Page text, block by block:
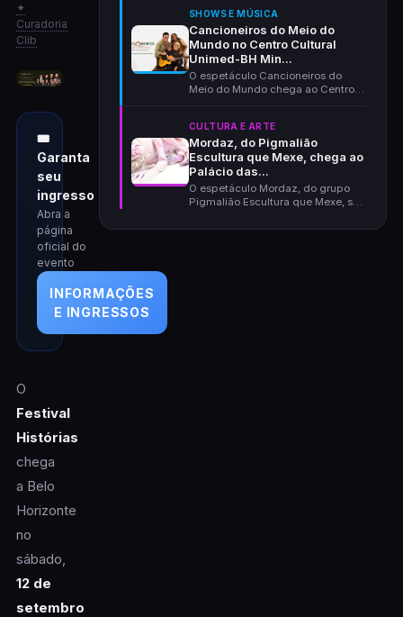
✦
Curadoria
Clib
🎟
Garanta
seu
ingresso
Abra a
página
oficial do
evento
INFORMAÇÕES
E INGRESSOS
O
Festival
Histórias
chega
a Belo
Horizonte
no
sábado,
12 de
setembro
SHOWS E MÚSICA
Cancioneiros do Meio do
Mundo no Centro Cultural
Unimed-BH Min...
O espetáculo Cancioneiros do
Meio do Mundo chega ao Centro
CULTURA E ARTE
Mordaz, do Pigmalião
Escultura que Mexe, chega ao
Palácio das...
O espetáculo Mordaz, do grupo
Pigmalião Escultura que Mexe, se